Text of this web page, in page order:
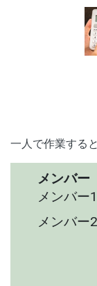
一人で作業する
メンバー
メンバー1
メンバー2